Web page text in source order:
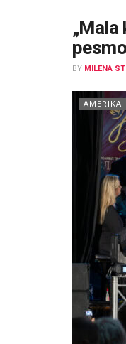
„Mala
BY MILENA
AMERIKA